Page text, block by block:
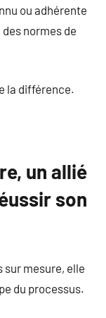
ou adhérente
normes de
la différence.
un allié
son
sur mesure, elle
du processus.